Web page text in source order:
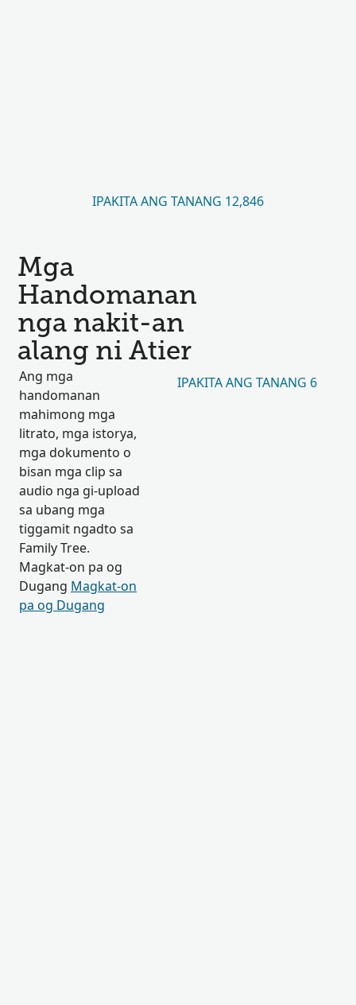
IPAKITA ANG TANANG 12,846
Mga
Handomanan
nga nakit-an
alang ni Atier
Ang mga
handomanan
mahimong mga
litrato, mga istorya,
mga dokumento o
bisan mga clip sa
audio nga gi-upload
sa ubang mga
tiggamit ngadto sa
Family Tree.
Magkat-on pa og
Dugang Magkat-on
pa og Dugang
IPAKITA ANG TANANG 6